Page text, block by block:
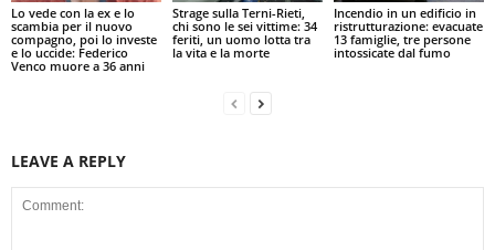
Lo vede con la ex e lo
scambia per il nuovo
compagno, poi lo investe
e lo uccide: Federico
Venco muore a 36 anni
Strage sulla Terni-Rieti,
chi sono le sei vittime: 34
feriti, un uomo lotta tra
la vita e la morte
Incendio in un edificio in
ristrutturazione: evacuate
13 famiglie, tre persone
intossicate dal fumo
LEAVE A REPLY